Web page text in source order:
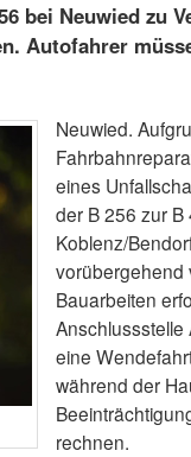
bei Neuwied zu
Autofahrer
Neuwied.
eines
der B 256 zur B
Koblenz/
vorübergehend
Bauarbeiten
Anschlussstelle
eine
während der
rechnen.